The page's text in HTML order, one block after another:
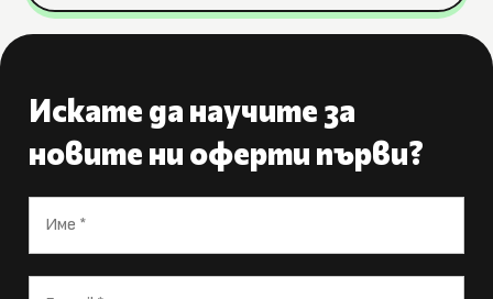
Искате да научите за
новите ни оферти първи?